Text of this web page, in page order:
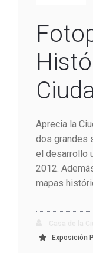
Aprecia la
dos grandes
el desarrollo
2012.
mapas
Exposición